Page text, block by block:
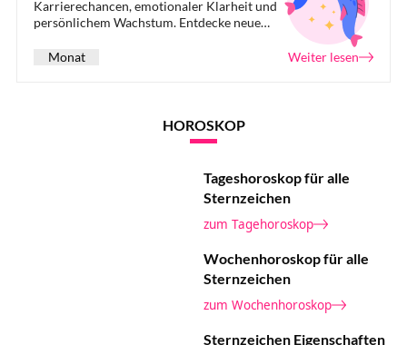
Karrierechancen, emotionaler Klarheit und
persönlichem Wachstum. Entdecke neue
Abenteuer.
Monat Weiter lesen
HOROSKOP
Tageshoroskop für alle
Sternzeichen
zum Tagehoroskop
Wochenhoroskop für alle
Sternzeichen
zum Wochenhoroskop
Sternzeichen Eigenschaften